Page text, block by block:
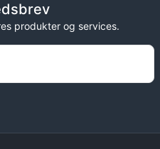
produkter og services.